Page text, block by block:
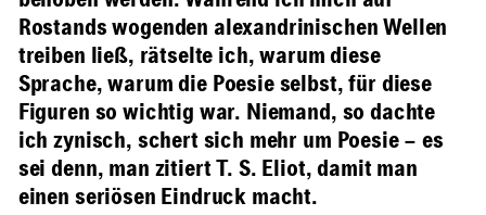
Rostands wogenden alexandrinischen Wellen
treiben ließ, rätselte ich, warum diese
Sprache, warum die Poesie selbst, für diese
Figuren so wichtig war. Niemand, so dachte
ich zynisch, schert sich mehr um Poesie – es
sei denn, man zitiert T. S. Eliot, damit man
einen seriösen Eindruck macht.